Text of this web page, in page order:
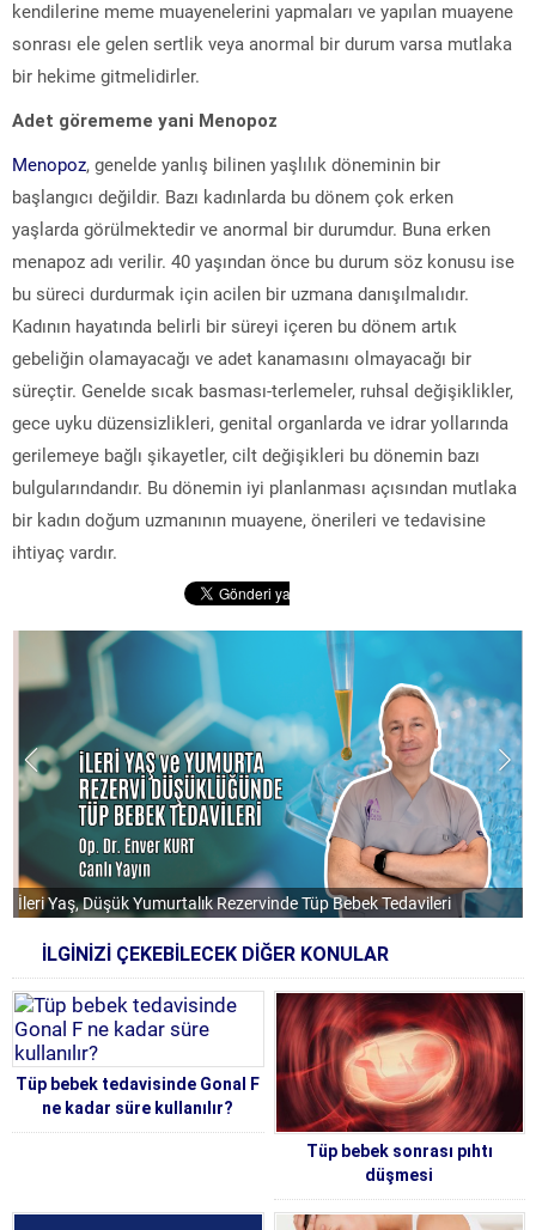
kendilerine meme muayenelerini yapmaları ve yapılan muayene
sonrası ele gelen sertlik veya anormal bir durum varsa mutlaka
bir hekime gitmelidirler.
Adet görememe yani Menopoz
Menopoz, genelde yanlış bilinen yaşlılık döneminin bir
başlangıcı değildir. Bazı kadınlarda bu dönem çok erken
yaşlarda görülmektedir ve anormal bir durumdur. Buna erken
menapoz adı verilir. 40 yaşından önce bu durum söz konusu ise
bu süreci durdurmak için acilen bir uzmana danışılmalıdır.
Kadının hayatında belirli bir süreyi içeren bu dönem artık
gebeliğin olamayacağı ve adet kanamasını olmayacağı bir
süreçtir. Genelde sıcak basması-terlemeler, ruhsal değişiklikler,
gece uyku düzensizlikleri, genital organlarda ve idrar yollarında
gerilemeye bağlı şikayetler, cilt değişikleri bu dönemin bazı
bulgularındandır. Bu dönemin iyi planlanması açısından mutlaka
bir kadın doğum uzmanının muayene, önerileri ve tedavisine
ihtiyaç vardır.
İleri Yaş, Düşük Yumurtalık Rezervinde Tüp Bebek Tedavileri
İLGİNİZİ ÇEKEBİLECEK DİĞER KONULAR
Tüp bebek tedavisinde Gonal F
ne kadar süre kullanılır?
Tüp bebek sonrası pıhtı
düşmesi